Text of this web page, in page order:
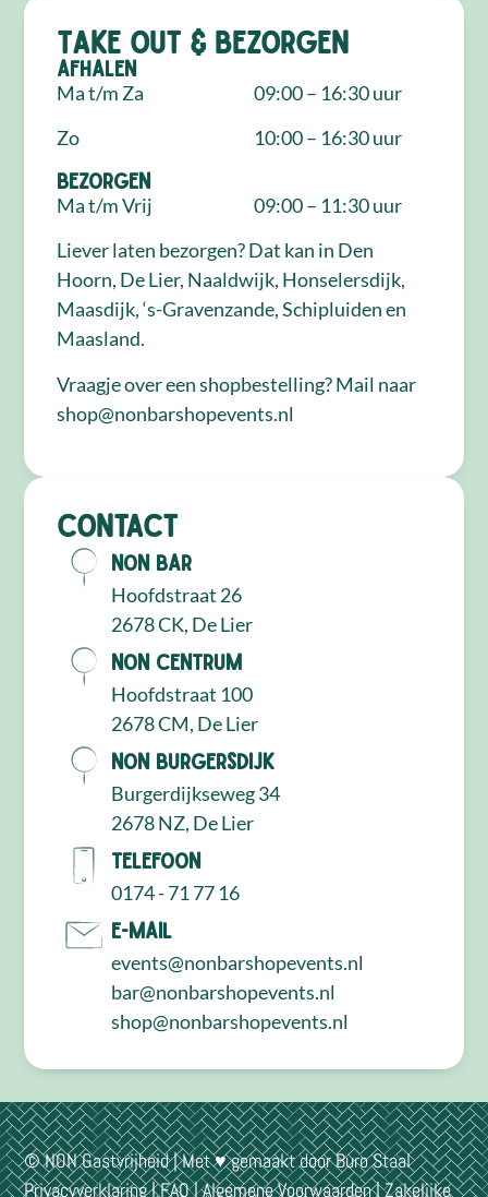
Take out & bezorgen
Afhalen
Ma t/m Za
Zo
09:00 – 16:30 uur
10:00 – 16:30 uur
Bezorgen
Ma t/m Vrij
09:00 – 11:30 uur
Liever laten bezorgen? Dat kan in Den
Hoorn, De Lier, Naaldwijk, Honselersdijk,
Maasdijk, ‘s-Gravenzande, Schipluiden en
Maasland.
Vraagje over een shopbestelling? Mail naar
shop@nonbarshopevents.nl
Contact
NON Bar
Hoofdstraat 26
2678 CK, De Lier
NON Centrum
Hoofdstraat 100
2678 CM, De Lier
NON Burgersdijk
Burgerdijkseweg 34
2678 NZ, De Lier
Telefoon
0174 - 71 77 16
E-mail
events@nonbarshopevents.nl
bar@nonbarshopevents.nl
shop@nonbarshopevents.nl
© NON Gastvrijheid | Met ♥ gemaakt doorBuro Staal
Privacyverklaring|FAQ|Algemene Voorwaarden|Zakelijke